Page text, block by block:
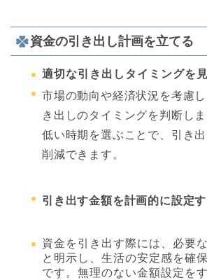
資金の引き出し計画を立てる
適切な引き出しタイミングを
市場の動向や経済状況を考慮し
き出しのタイミングを判断し
低い時期を選ぶことで、引き
削減できます。
引き出す金額を計画的に設定
資金を引き出す際には、必要
と明示し、生活の安定感を確
です。無理のない金額設定を